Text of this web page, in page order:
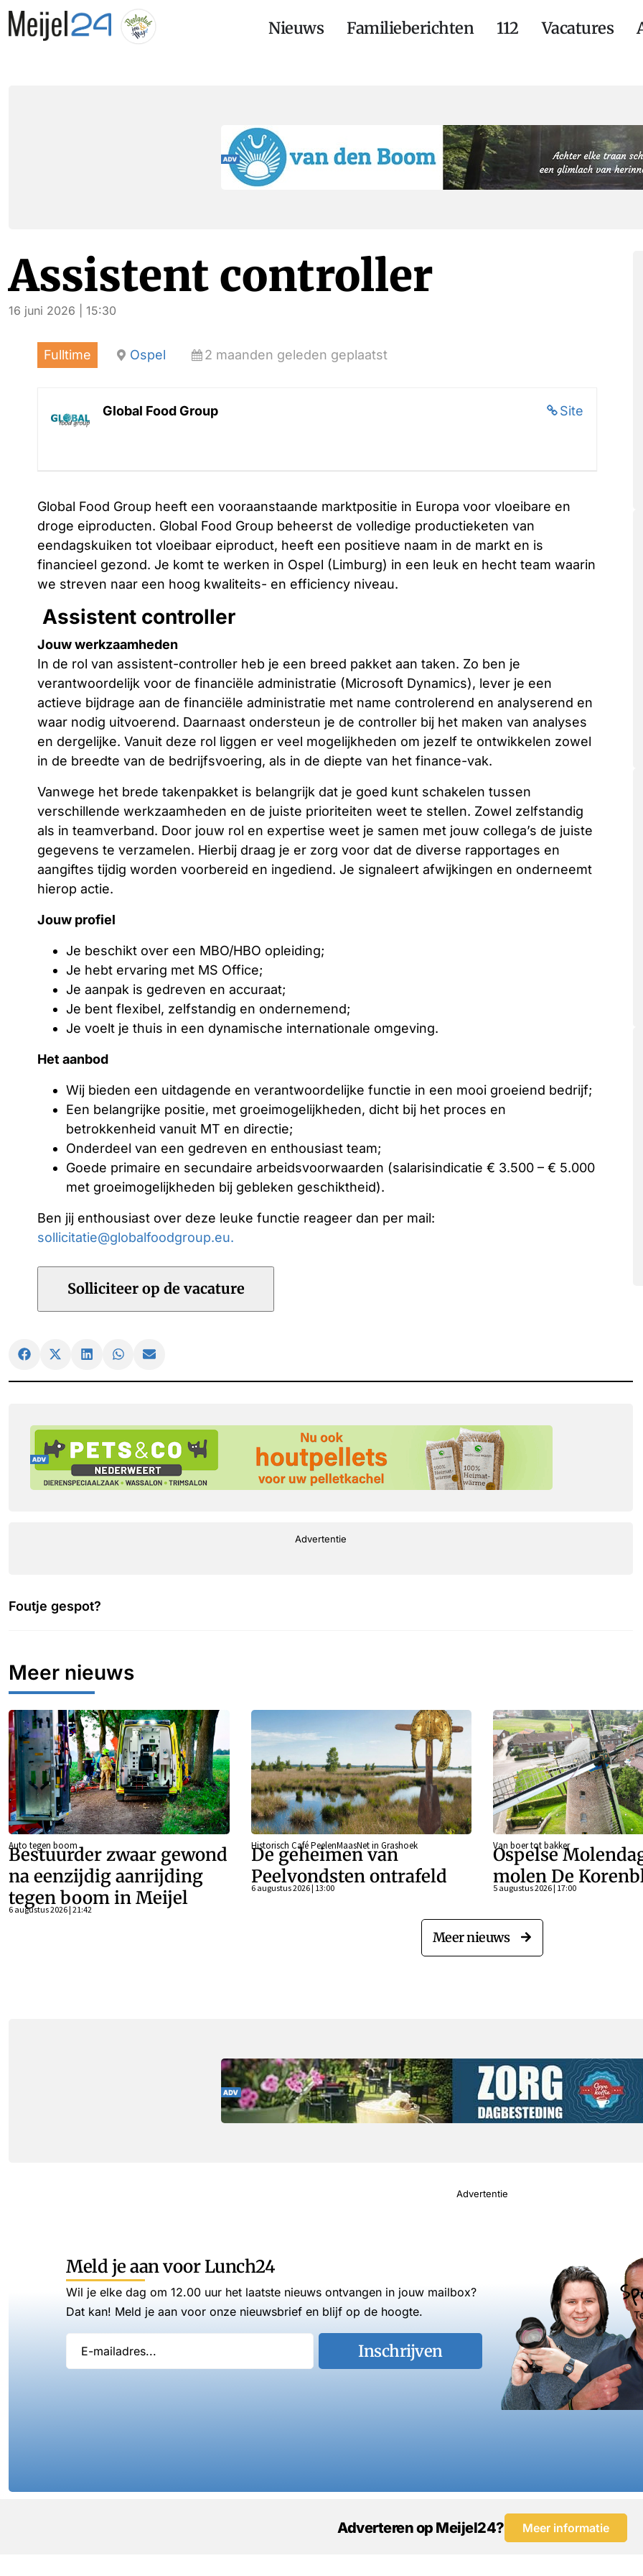
Nieuws Familieberichten 112 Vacatures
Assistent controller
16 juni 2026 | 15:30
Fulltime Ospel 2 maanden geleden geplaatst
Site
Global Food Group
Global Food Group heeft een vooraanstaande marktpositie in Europa voor vloeibare en
droge eiproducten. Global Food Group beheerst de volledige productieketen van
eendagskuiken tot vloeibaar eiproduct, heeft een positieve naam in de markt en is
financieel gezond. Je komt te werken in Ospel (Limburg) in een leuk en hecht team waarin
we streven naar een hoog kwaliteits- en efficiency niveau.
Assistent controller
Jouw werkzaamheden
In de rol van assistent-controller heb je een breed pakket aan taken. Zo ben je
verantwoordelijk voor de financiële administratie (Microsoft Dynamics), lever je een
actieve bijdrage aan de financiële administratie met name controlerend en analyserend en
waar nodig uitvoerend. Daarnaast ondersteun je de controller bij het maken van analyses
en dergelijke. Vanuit deze rol liggen er veel mogelijkheden om jezelf te ontwikkelen zowel
in de breedte van de bedrijfsvoering, als in de diepte van het finance-vak.
Vanwege het brede takenpakket is belangrijk dat je goed kunt schakelen tussen
verschillende werkzaamheden en de juiste prioriteiten weet te stellen. Zowel zelfstandig
als in teamverband. Door jouw rol en expertise weet je samen met jouw collega’s de juiste
gegevens te verzamelen. Hierbij draag je er zorg voor dat de diverse rapportages en
aangiftes tijdig worden voorbereid en ingediend. Je signaleert afwijkingen en onderneemt
hierop actie.
Jouw profiel
Je beschikt over een MBO/HBO opleiding;
Je hebt ervaring met MS Office;
Je aanpak is gedreven en accuraat;
Je bent flexibel, zelfstandig en ondernemend;
Je voelt je thuis in een dynamische internationale omgeving.
Het aanbod
Wij bieden een uitdagende en verantwoordelijke functie in een mooi groeiend bedrijf;
Een belangrijke positie, met groeimogelijkheden, dicht bij het proces en
betrokkenheid vanuit MT en directie;
Onderdeel van een gedreven en enthousiast team;
Goede primaire en secundaire arbeidsvoorwaarden (salarisindicatie € 3.500 – € 5.000
met groeimogelijkheden bij gebleken geschiktheid).
Ben jij enthousiast over deze leuke functie reageer dan per mail:
sollicitatie@globalfoodgroup.eu.
Advertentie
Foutje gespot?
Meer nieuws
Auto tegen boom
Bestuurder zwaar gewond
na eenzijdig aanrijding
tegen boom in Meijel
6 augustus 2026 | 21:42
Historisch Café PeelenMaasNet in Grashoek
De geheimen van
Peelvondsten ontrafeld
6 augustus 2026 | 13:00
Van boer tot bakker
Ospelse
molen De
5 augustus 2026 | 17:00
Meer nieuws
Advertentie
Meld je aan voor Lunch24
Wil je elke dag om 12.00 uur het laatste nieuws ontvangen in jouw mailbox?
Dat kan! Meld je aan voor onze nieuwsbrief en blijf op de hoogte.
Inschrijven
Adverteren op Meijel24? Meer informatie